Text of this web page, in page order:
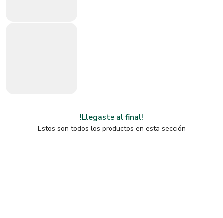
!Llegaste al final!
Estos son todos los productos en esta sección